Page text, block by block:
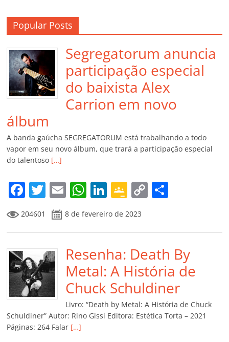
Popular Posts
Segregatorum anuncia
participação especial
do baixista Alex
Carrion em novo
álbum
A banda gaúcha SEGREGATORUM está trabalhando a todo
vapor em seu novo álbum, que trará a participação especial
do talentoso […]
F
a
c
e
b
o
o
k
T
w
itt
er
E
m
ai
l
W
at
s
A
p
p
Li
k
e
dI
n
G
o
o
gl
e
Cl
a
ss
ro
C
y
Li
n
k
p
ar
til
h
ar
204601 8 de fevereiro de 2023
Resenha: Death By
Metal: A História de
Chuck Schuldiner
Livro: “Death by Metal: A História de Chuck
Schuldiner” Autor: Rino Gissi Editora: Estética Torta – 2021
Páginas: 264 Falar […]